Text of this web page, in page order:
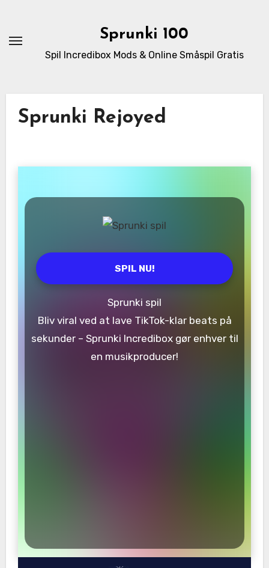
content
Sprunki 100
Spil Incredibox Mods & Online Småspil Gratis
Sprunki Rejoyed
SPIL NU!
Sprunki spil
Bliv viral ved at lave TikTok-klar beats på
sekunder – Sprunki Incredibox gør enhver til
en musikproducer!